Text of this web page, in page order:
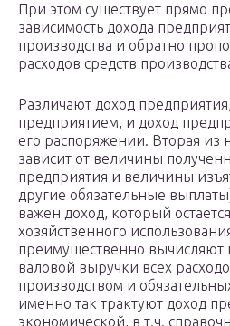
При этом существует прямо
зависимость дохода
производства и обратно
расходов средств
Различают доход
предприятием, и доход
его распоряжении. Вторая из
зависит от величины
предприятия и величины
другие обязательные
важен доход, который
хозяйственного
преимущественно вычисляют
валовой выручки всех
производством и
именно так трактуют доход
экономической, в т.ч.